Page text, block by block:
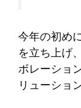
今年の初め
を立ち上げ
ボレーショ
リューショ